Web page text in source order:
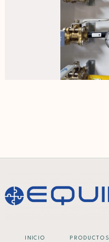
INICIO PRODUCTOS